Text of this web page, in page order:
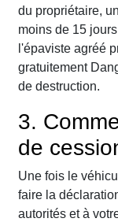
du propriétaire,
moins de 15
l'épaviste agréé
gratuitement
de destruction.
3.
de
Une fois le
faire la
autorités et à